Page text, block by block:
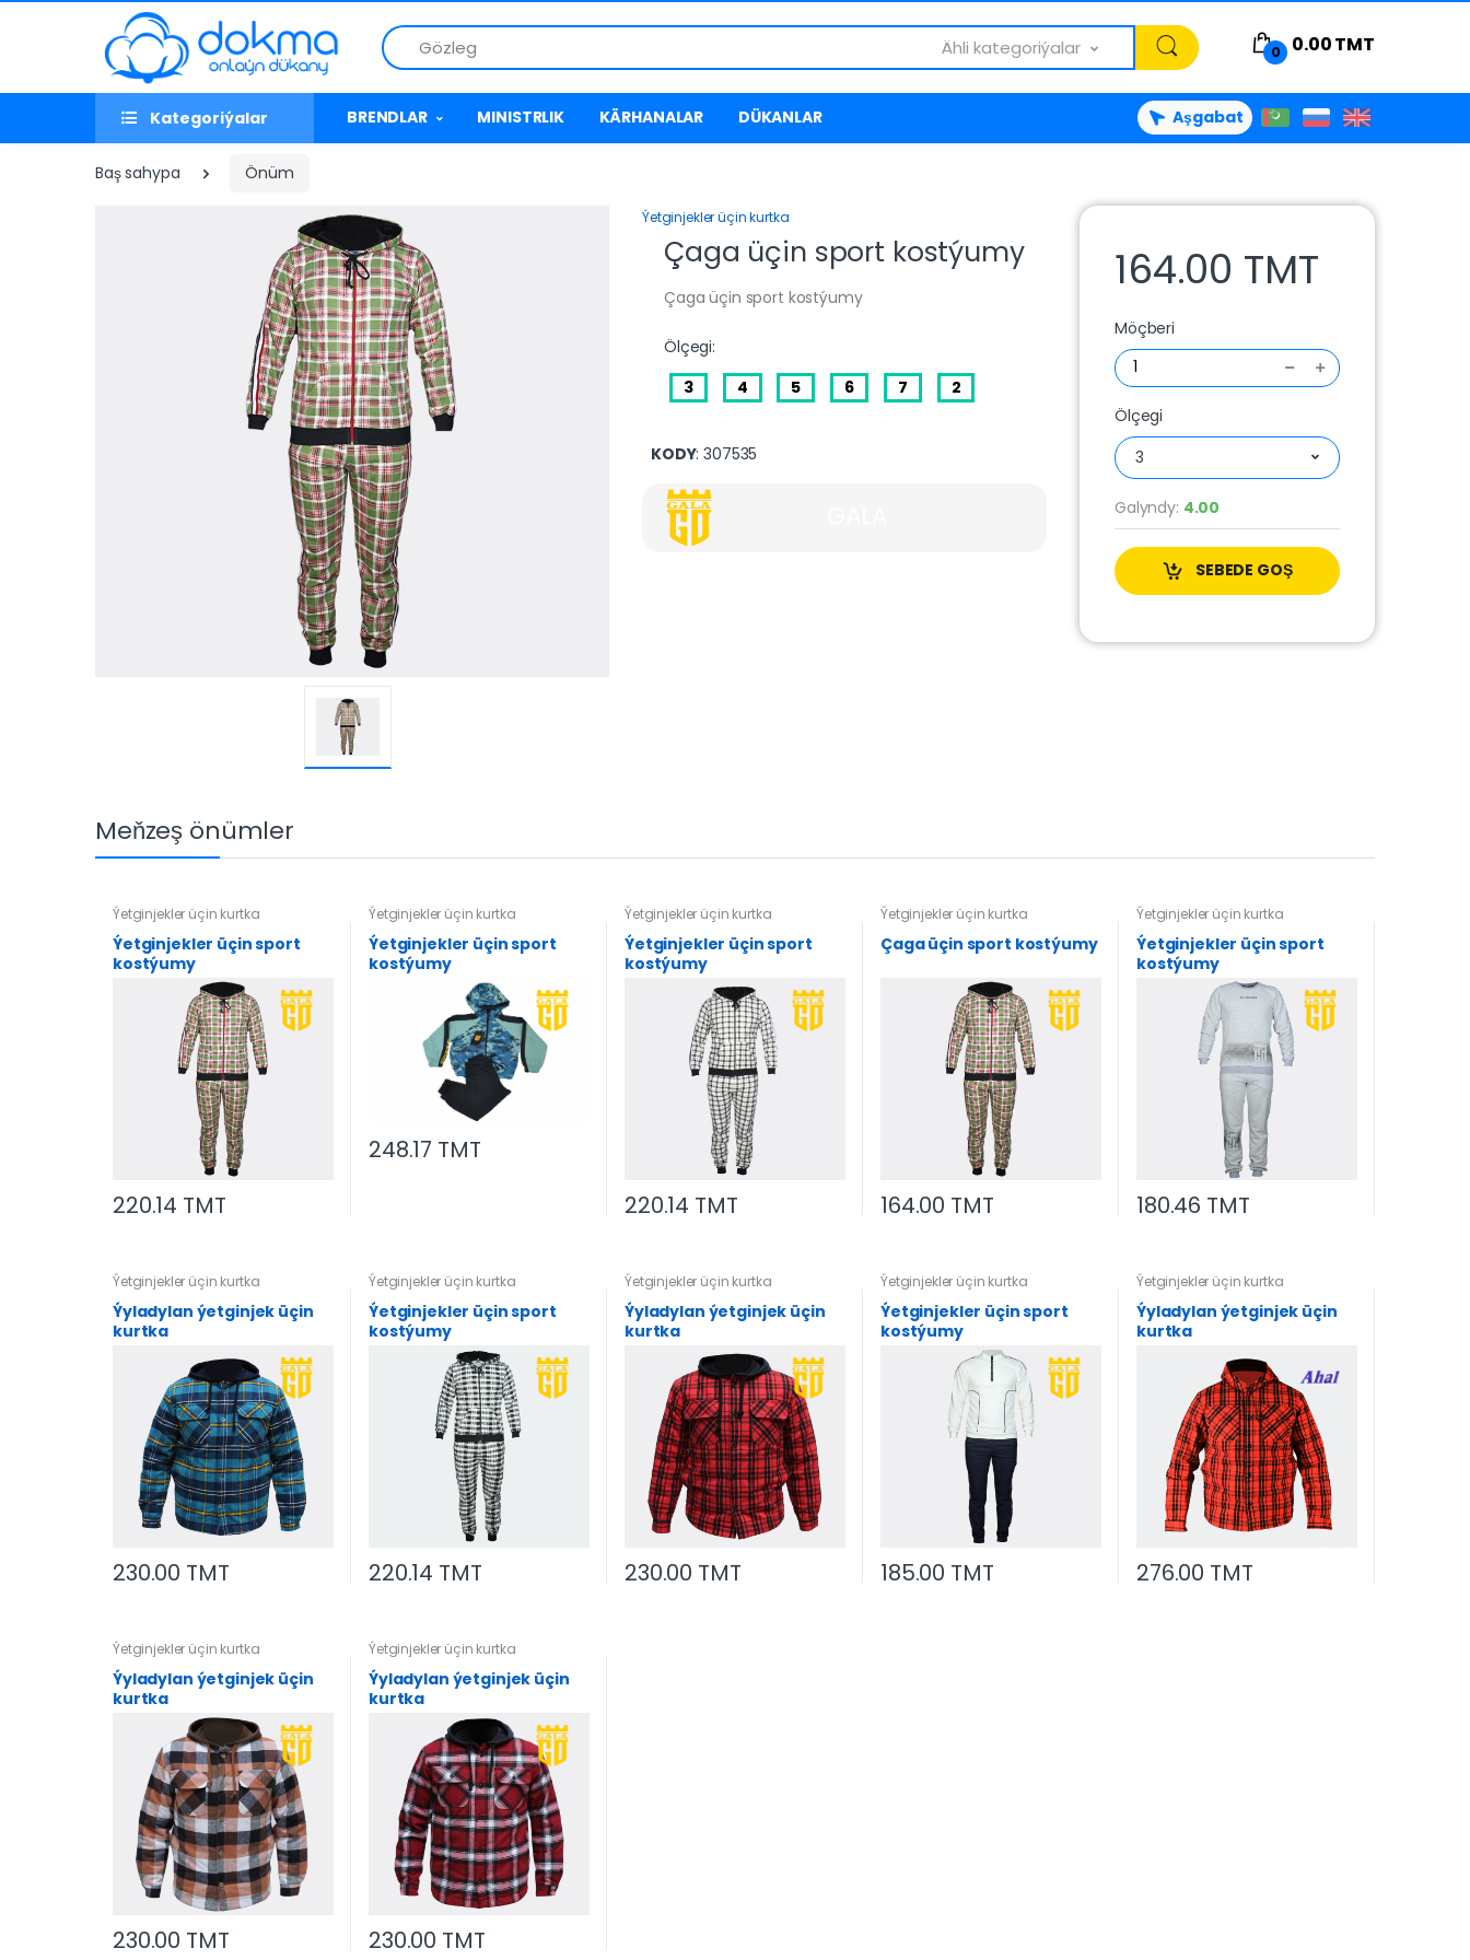
Gözleg
Ähli kategoriýalar 0 0.00TMT
Kategoriýalar BRENDLAR MINISTRLIK KÄRHANALAR DÜKANLAR Aşgabat
Baş sahypa Önüm
Ýetginjekler üçin kurtka
Çaga üçin sport kostýumy
Çaga üçin sport kostýumy
Ölçegi:
3
4 5 6 7 2
KODY: 307535
164.00 TMT
Möçberi
Ölçegi
3
Galyndy: 4.00
SEBEDE GOŞ
Meňzeş önümler
Ýetginjekler üçin kurtka
Ýetginjekler üçin sport
kostýumy
220.14 TMT
Ýetginjekler üçin kurtka
Ýetginjekler üçin sport
kostýumy
248.17 TMT
Ýetginjekler üçin kurtka
Ýetginjekler üçin sport
kostýumy
220.14 TMT
Ýetginjekler üçin kurtka
Çaga üçin sport kostýumy
164.00 TMT
Ýetginjekler üçin kurtka
Ýetginjekler üçin sport
kostýumy
180.46 TMT
Ýetginjekler üçin kurtka
Ýyladylan ýetginjek üçin
kurtka
230.00 TMT
Ýetginjekler üçin kurtka
Ýetginjekler üçin sport
kostýumy
220.14 TMT
Ýetginjekler üçin kurtka
Ýyladylan ýetginjek üçin
kurtka
230.00 TMT
Ýetginjekler üçin kurtka
Ýetginjekler üçin sport
kostýumy
185.00 TMT
Ýetginjekler üçin kurtka
Ýyladylan ýetginjek üçin
kurtka
276.00 TMT
Ýetginjekler üçin kurtka
Ýyladylan ýetginjek üçin
kurtka
230.00 TMT
Ýetginjekler üçin kurtka
Ýyladylan ýetginjek üçin
kurtka
230.00 TMT